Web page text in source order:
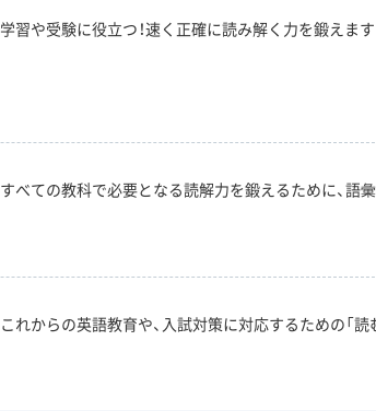
学習や受験に役立つ！速く正確に読み解く力を鍛えます
すべての教科で必要となる読解力を鍛えるために、語
これからの英語教育や、入試対策に対応するための「読